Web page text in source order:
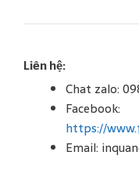
Liên hệ:
Chat zalo:
Facebook:
https://
Email: